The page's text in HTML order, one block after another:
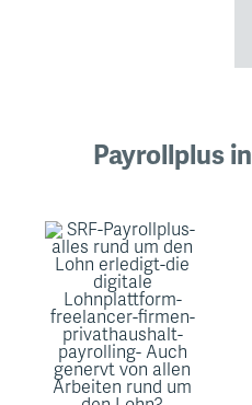
Payrollplus